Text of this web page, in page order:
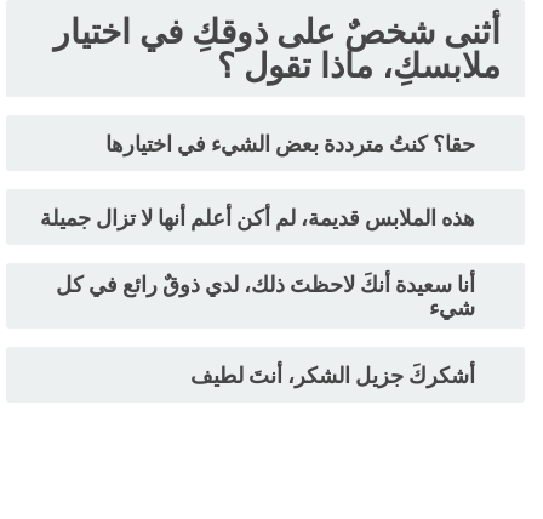
أثنى شخصٌ على ذوقكِ في اختيار
ملابسكِ، ماذا تقول ؟
حقا؟ كنتُ مترددة بعض الشيء في اختيارها
هذه الملابس قديمة، لم أكن أعلم أنها لا تزال جميلة
أنا سعيدة أنكَ لاحظتَ ذلك، لدي ذوقٌ رائع في كل
شيء
أشكركَ جزيل الشكر، أنتَ لطيف